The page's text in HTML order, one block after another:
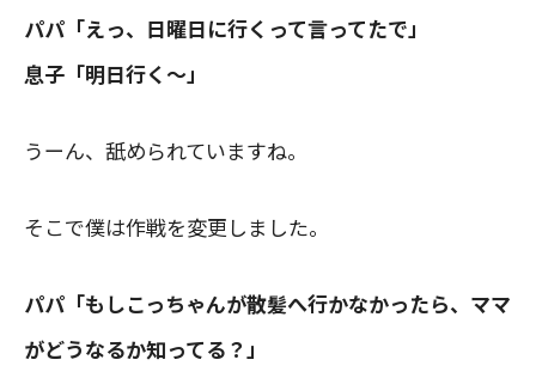
パパ「えっ、日曜日に行くって言ってたで」
息子「明日行く〜」
うーん、舐められていますね。
そこで僕は作戦を変更しました。
パパ「もしこっちゃんが散髪へ行かなかったら、ママ
がどうなるか知ってる？」